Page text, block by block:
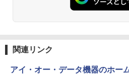
カット VAパ
【1,000円ク
￥1,980
関連リンク
アイ・オー・データ機器のホー